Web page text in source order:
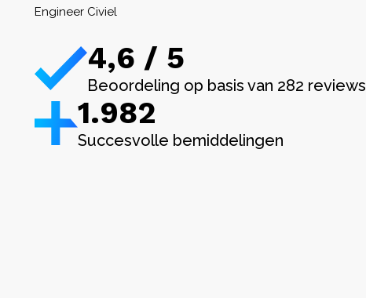
Engineer Civiel
4,6 / 5
Beoordeling op basis van 282 reviews
1.982
Succesvolle bemiddelingen